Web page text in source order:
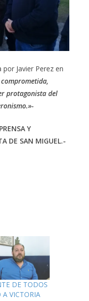
Javier Perez en
protagonista del
Y
DE SAN MIGUEL.-
DE TODOS
A VICTORIA